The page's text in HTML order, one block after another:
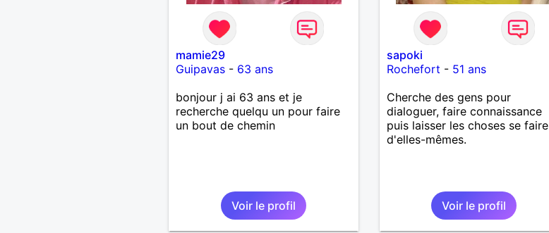
mamie29
Guipavas- 63 ans
bonjour j ai 63 ans et je
recherche quelqu un pour faire
un bout de chemin
Voir le profil
sapoki
Rochefort - 51 ans
Cherche des gens pour
dialoguer, faire connaissance
puis laisser les choses se faire
d'elles-mêmes.
Voir le profil